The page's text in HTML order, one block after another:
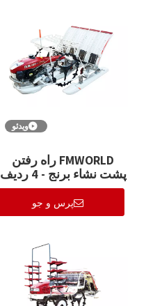
ویدئو
FMWORLD راه رفتن
پشت نشاء برنج - 4 ردیف
(2ZS-4)
پرس و جو